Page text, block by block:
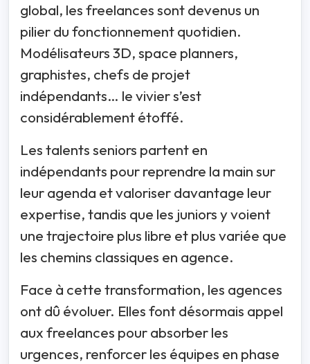
global, les freelances sont devenus un
pilier du fonctionnement quotidien.
Modélisateurs 3D, space planners,
graphistes, chefs de projet
indépendants… le vivier s’est
considérablement étoffé.
Les talents seniors partent en
indépendants pour reprendre la main sur
leur agenda et valoriser davantage leur
expertise, tandis que les juniors y voient
une trajectoire plus libre et plus variée que
les chemins classiques en agence.
Face à cette transformation, les agences
ont dû évoluer. Elles font désormais appel
aux freelances pour absorber les
urgences, renforcer les équipes en phase